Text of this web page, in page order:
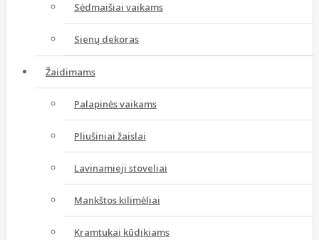
Sėdmaišiai vaikams
Sienų dekoras
Žaidimams
Palapinės vaikams
Pliušiniai žaislai
Lavinamieji stoveliai
Mankštos kilimėliai
Kramtukai kūdikiams